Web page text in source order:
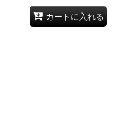
カートに入れる